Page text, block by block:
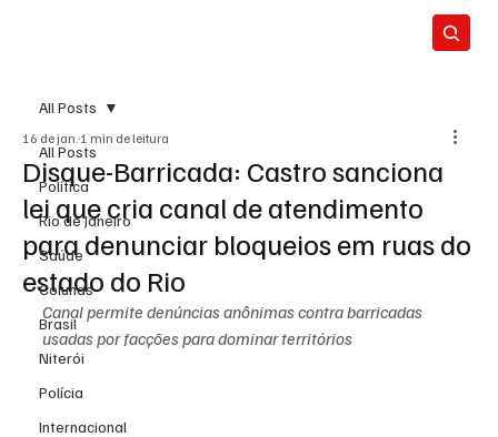
All Posts
Política
Rio de Janeiro
Saúde
Colunas
Brasil
Niterói
Polícia
Internacional
All Posts
Disque-Barricada: Castro sanciona
lei que cria canal de atendimento
para denunciar bloqueios em ruas do
estado do Rio
16 de jan. 1 min de leitura
Canal permite denúncias anônimas contra barricadas
usadas por facções para dominar territórios